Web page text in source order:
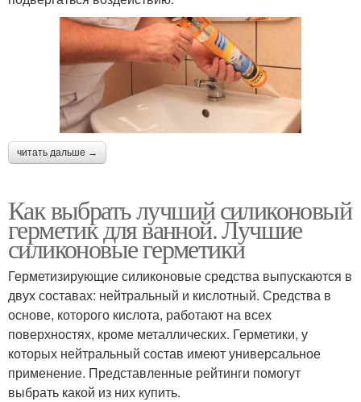
читать дальше →
Как выбрать лучший силиконовый
герметик для ванной. Лучшие
силиконовые герметики
Герметизирующие силиконовые средства выпускаются в
двух составах: нейтральный и кислотный. Средства в
основе, которого кислота, работают на всех
поверхностях, кроме металлических. Герметики, у
которых нейтральный состав имеют универсальное
применение. Представленные рейтинги помогут
выбрать какой из них купить.